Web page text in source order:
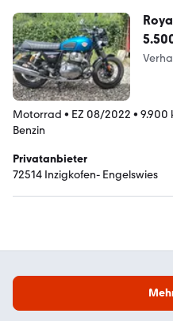
Motorrad • EZ 08/2022 • 9.900
Benzin
Privatanbieter
72514 Inzigkofen- Engelswies